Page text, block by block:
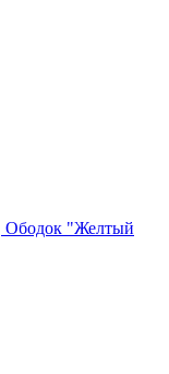
Ободок "Желтый